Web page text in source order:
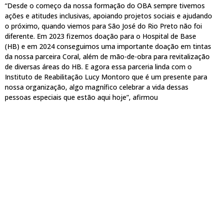
“Desde o começo da nossa formação do OBA sempre tivemos
ações e atitudes inclusivas, apoiando projetos sociais e ajudando
o próximo, quando viemos para São José do Rio Preto não foi
diferente. Em 2023 fizemos doação para o Hospital de Base
(HB) e em 2024 conseguimos uma importante doação em tintas
da nossa parceira Coral, além de mão-de-obra para revitalização
de diversas áreas do HB. E agora essa parceria linda com o
Instituto de Reabilitação Lucy Montoro que é um presente para
nossa organização, algo magnífico celebrar a vida dessas
pessoas especiais que estão aqui hoje”, afirmou